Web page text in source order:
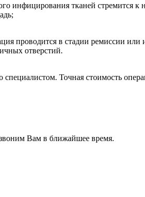
инфицирования тканей стремится
проводится в стадии ремиссии
отверстий.
специалистом. Точная стоимость
Вам в ближайшее время.